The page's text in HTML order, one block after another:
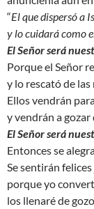
“El que dispersó a
y lo cuidará como
El Señor será
Porque el Señor
y lo rescató de
Ellos vendrán
y vendrán a gozar
El Señor será
Entonces se
Se sentirán
porque yo
los llenaré de